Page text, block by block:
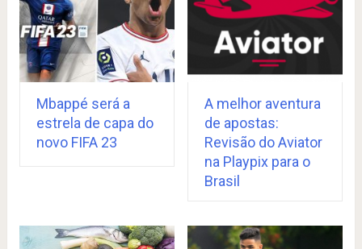
Mbappé será a
estrela de capa do
novo FIFA 23
A melhor aventura
de apostas:
Revisão do Aviator
na Playpix para o
Brasil